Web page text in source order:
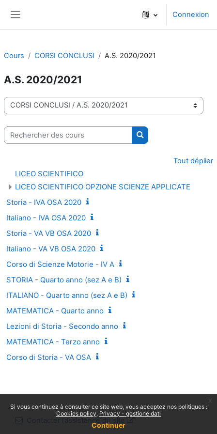
Connexion
Cours CORSI CONCLUSI A.S. 2020/2021
A.S. 2020/2021
Catégories de cours
Rechercher des cours
Rechercher des cours
Tout déplier
LICEO SCIENTIFICO
LICEO SCIENTIFICO OPZIONE SCIENZE APPLICATE
Storia - IVA OSA 2020
Italiano - IVA OSA 2020
Storia - VA VB OSA 2020
Italiano - VA VB OSA 2020
Corso di Scienze Motorie - IV A
STORIA - Quarto anno (sez A e B)
ITALIANO - Quarto anno (sez A e B)
MATEMATICA - Quarto anno
Lezioni di Storia - Secondo anno
MATEMATICA - Terzo anno
Corso di Storia - VA OSA
Contacter l’assistance du site
Si vous continuez à consulter ce site web, vous acceptez nos politiques :
Cookies policy Privacy - gestione dati
Continuer